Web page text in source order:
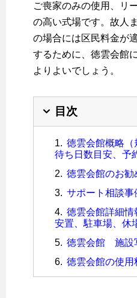
ご喪家のみの使用、リ
の高い式場です。故人
の場合には区民料金が
するために、徳雲会館
よりよいでしょう。
目次
徳雲会館概略（
待ち日数目安、予
徳雲会館のお勧
サポート相談事
徳雲会館詳細情
安置、駐車場、休
徳雲会館 施設
徳雲会館の使用